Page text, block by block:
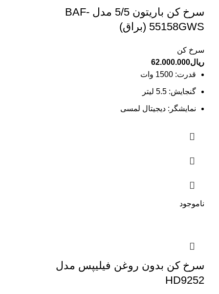
سرخ کن باریتون 5/5 مدل BAF-
55158GWS (براق)
سرخ کن
ریال62.000.000
قدرت: 1500 وات
گنجایش: 5.5 لیتر
نمایشگر: دیجیتال لمسی
ناموجود
سرخ کن بدون روغن فیلیپس مدل
HD9252